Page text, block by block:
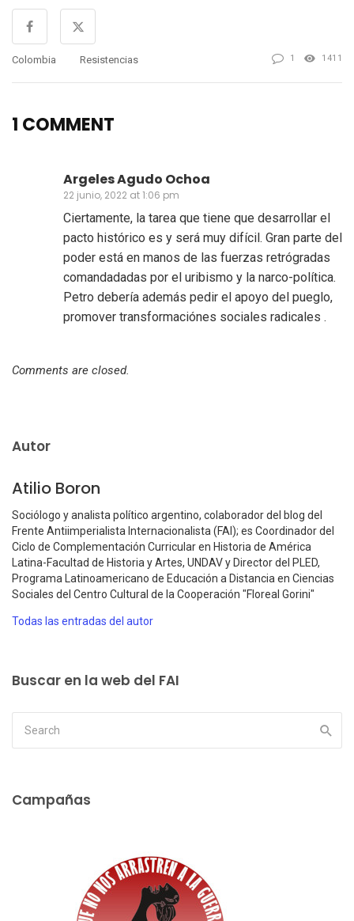
Colombia Resistencias 1 1411
1 COMMENT
Argeles Agudo Ochoa
22 junio, 2022 at 1:06 pm
Ciertamente, la tarea que tiene que desarrollar el
pacto histórico es y será muy difícil. Gran parte del
poder está en manos de las fuerzas retrógradas
comandadadas por el uribismo y la narco-política.
Petro debería además pedir el apoyo del pueglo,
promover transformaciónes sociales radicales .
Comments are closed.
Autor
Atilio Boron
Sociólogo y analista político argentino, colaborador del blog del
Frente Antiimperialista Internacionalista (FAI); es Coordinador del
Ciclo de Complementación Curricular en Historia de América
Latina-Facultad de Historia y Artes, UNDAV y Director del PLED,
Programa Latinoamericano de Educación a Distancia en Ciencias
Sociales del Centro Cultural de la Cooperación "Floreal Gorini"
Todas las entradas del autor
Buscar en la web del FAI
Campañas